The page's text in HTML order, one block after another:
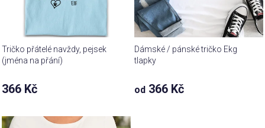
Tričko přátelé navždy, pejsek
(jména na přání)
Průměrné
hodnocení
366 Kč
Dámské / pánské tričko Ekg
tlapky
od 366 Kč